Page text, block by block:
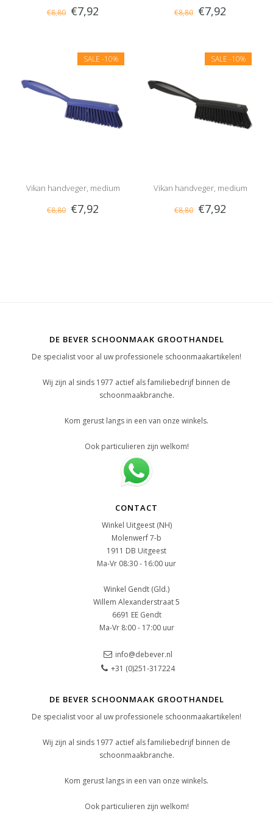
€8,80 €7,92 €8,80 €7,92
SALE -10%
Vikan handveger, medium
€8,80 €7,92
SALE -10%
Vikan handveger, medium
€8,80 €7,92
DE BEVER SCHOONMAAK GROOTHANDEL
De specialist voor al uw professionele schoonmaakartikelen!
Wij zijn al sinds 1977 actief als familiebedrijf binnen de
schoonmaakbranche.
Kom gerust langs in een van onze winkels.
Ook particulieren zijn welkom!
CONTACT
Winkel Uitgeest (NH)
Molenwerf 7-b
1911 DB Uitgeest
Ma-Vr 08:30 - 16:00 uur
Winkel Gendt (Gld.)
Willem Alexanderstraat 5
6691 EE Gendt
Ma-Vr 8:00 - 17:00 uur
info@debever.nl
+31 (0)251-317224
DE BEVER SCHOONMAAK GROOTHANDEL
De specialist voor al uw professionele schoonmaakartikelen!
Wij zijn al sinds 1977 actief als familiebedrijf binnen de
schoonmaakbranche.
Kom gerust langs in een van onze winkels.
Ook particulieren zijn welkom!